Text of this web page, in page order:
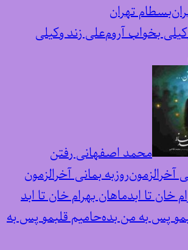
بسطام تهران
علی زند وکیلی
محمد اصفهانی رفتن
روزبه بمانی آخرالزمون
ماهان بهرام خان تا ابد
حامیم قلبمو پس به